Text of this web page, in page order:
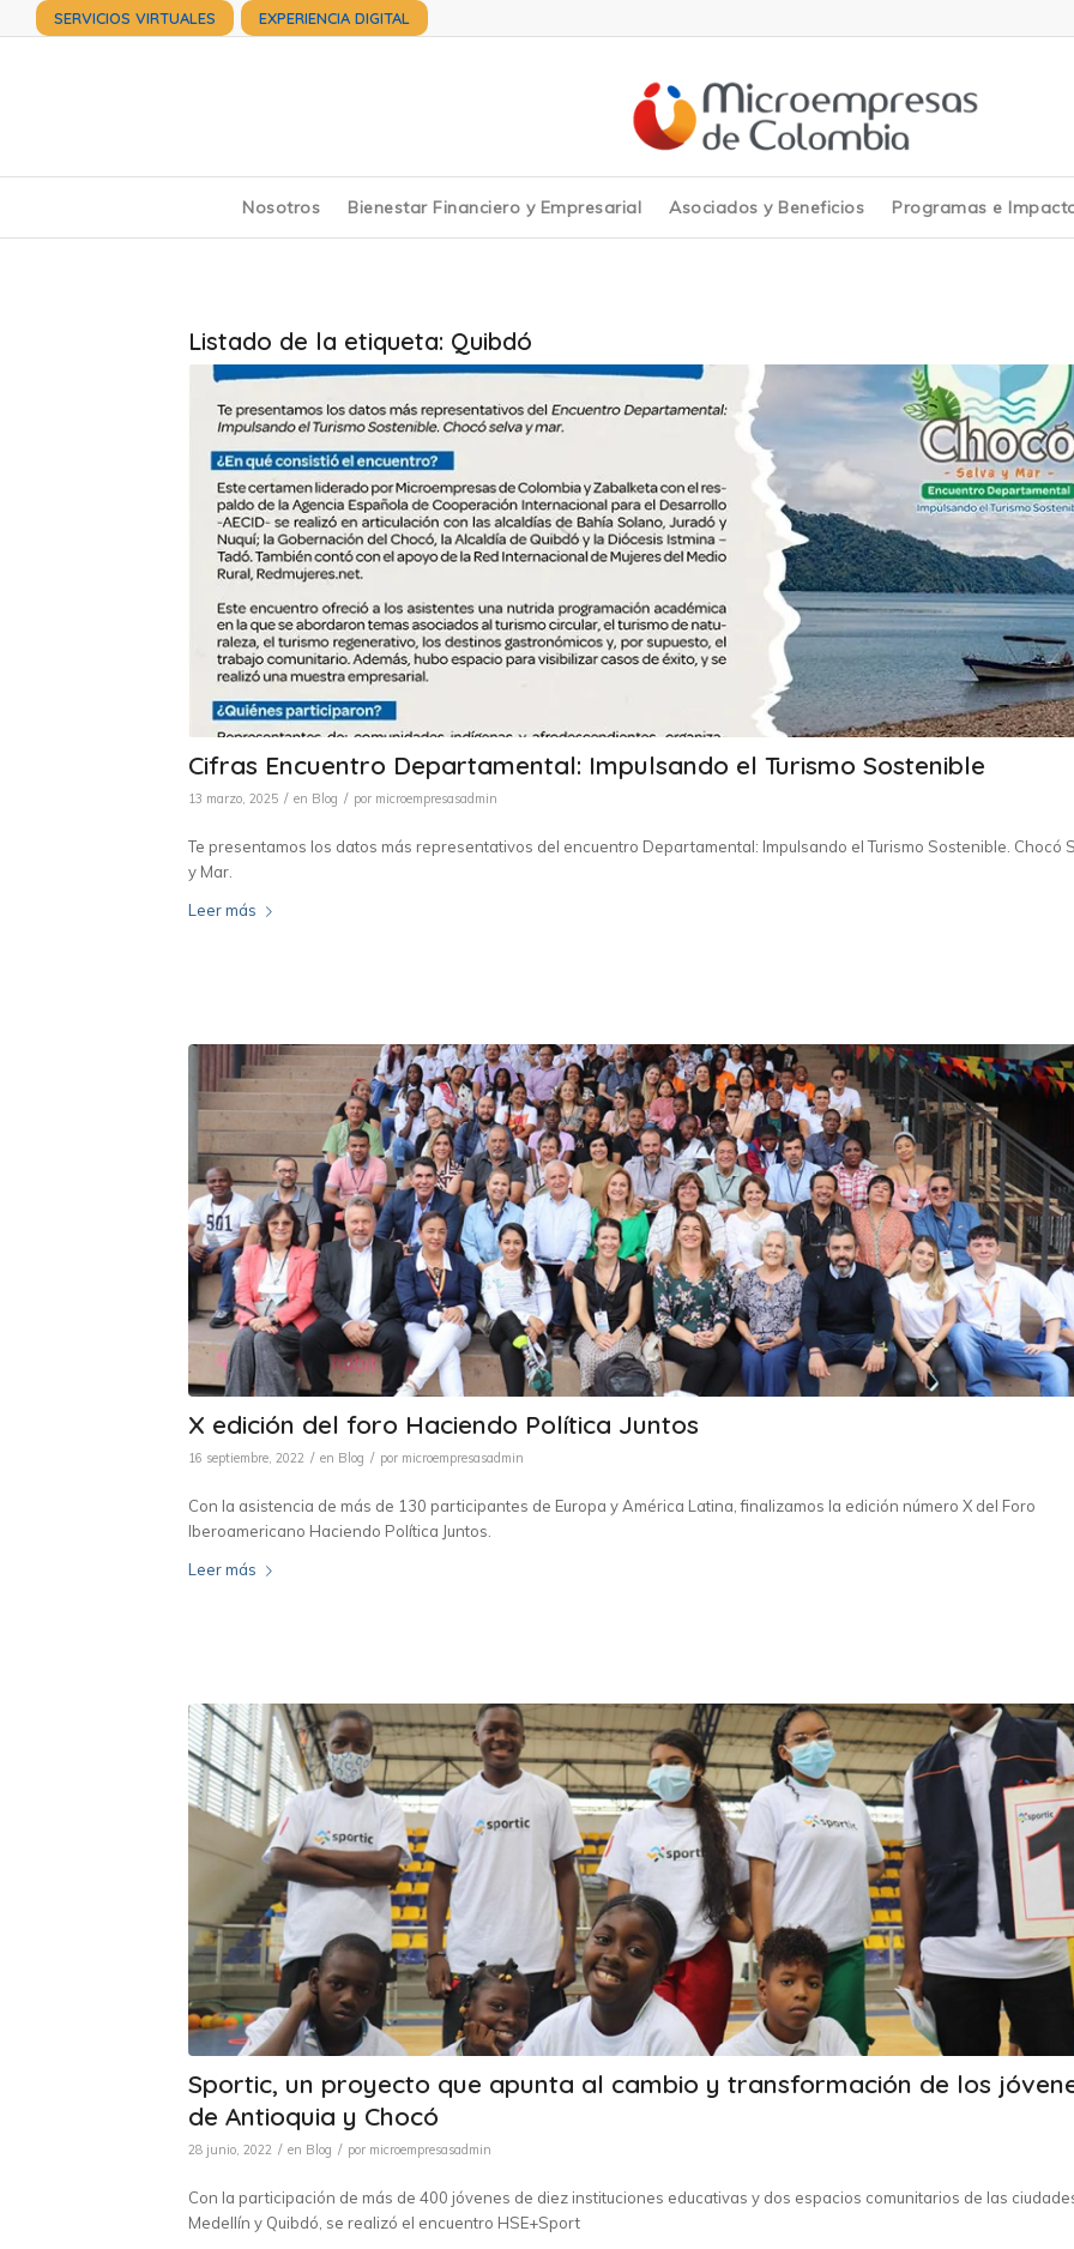
SERVICIOS VIRTUALES EXPERIENCIA DIGITAL
Nosotros Bienestar Financiero y Empresarial Asociados y Beneficios Programas e
Listado de la etiqueta: Quibdó
Cifras Encuentro Departamental: Impulsando el Turismo Sostenible
13 marzo, 2025 / en Blog / por microempresasadmin
Te presentamos los datos más representativos del encuentro Departamental: Impulsando el Turismo Sostenible. Chocó
y Mar.
Leer más
X edición del foro Haciendo Política Juntos
16 septiembre, 2022 / en Blog / por microempresasadmin
Con la asistencia de más de 130 participantes de Europa y América Latina, finalizamos la edición número X del Foro
Iberoamericano Haciendo Política Juntos.
Leer más
Sportic, un proyecto que apunta al cambio y transformación de los
de Antioquia y Chocó
28 junio, 2022 / en Blog / por microempresasadmin
Con la participación de más de 400 jóvenes de diez instituciones educativas y dos espacios comunitarios de las
Medellín y Quibdó, se realizó el encuentro HSE+Sport